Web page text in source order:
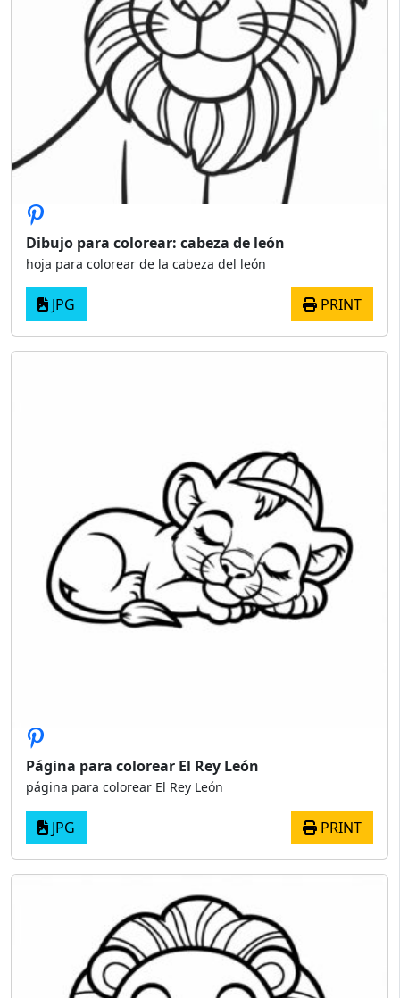
Dibujo para colorear: cabeza de león
hoja para colorear de la cabeza del león
JPG PRINT
Página para colorear El Rey León
página para colorear El Rey León
JPG PRINT